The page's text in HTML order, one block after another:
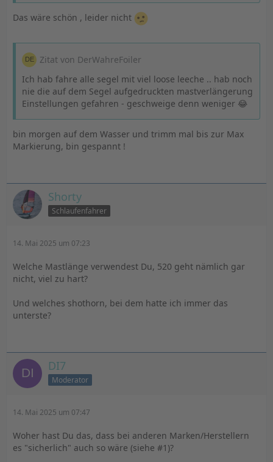
Das wäre schön , leider nicht
Zitat von DerWahreFoiler
Ich hab fahre alle segel mit viel loose leeche .. hab noch
nie die auf dem Segel aufgedruckten mastverlängerung
Einstellungen gefahren - geschweige denn weniger 😂
bin morgen auf dem Wasser und trimm mal bis zur Max
Markierung, bin gespannt !
Shorty
Schlaufenfahrer
14. Mai 2025 um 07:23
Welche Mastlänge verwendest Du, 520 geht nämlich gar
nicht, viel zu hart?
Und welches shothorn, bei dem hatte ich immer das
unterste?
DI7
Moderator
14. Mai 2025 um 07:47
Woher hast Du das, dass bei anderen Marken/Herstellern
es "sicherlich" auch so wäre (siehe #1)?